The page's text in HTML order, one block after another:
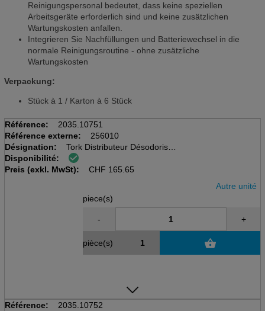
Reinigungspersonal bedeutet, dass keine speziellen
Arbeitsgeräte erforderlich sind und keine zusätzlichen
Wartungskosten anfallen.
Integrieren Sie Nachfüllungen und Batteriewechsel in die
normale Reinigungsroutine - ohne zusätzliche
Wartungskosten
Verpackung:
Stück à 1 / Karton à 6 Stück
Référence:
2035.10751
Référence externe:
256010
Désignation:
Tork Distributeur Désodorisant
permanent, A3, blanc
146x98x119mm, plastique
Disponibilité:
Preis (exkl. MwSt):
CHF 165.65
Autre unité
piece(s)
- +
pièce(s)
Référence:
2035.10752